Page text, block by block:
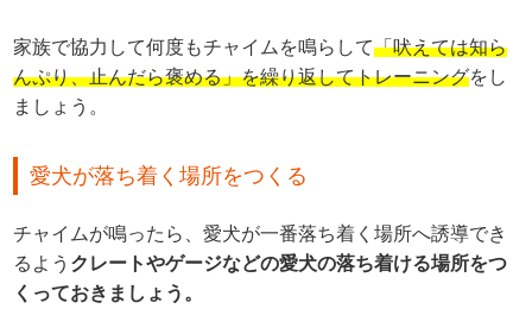
家族で協力して何度もチャイムを鳴らして「吠えては知ら
んぷり、止んだら褒める」を繰り返してトレーニングをし
ましょう。
愛犬が落ち着く場所をつくる
チャイムが鳴ったら、愛犬が一番落ち着く場所へ誘導でき
るよう クレートやゲージなどの愛犬の落ち着ける場所をつ
くっておきましょう。